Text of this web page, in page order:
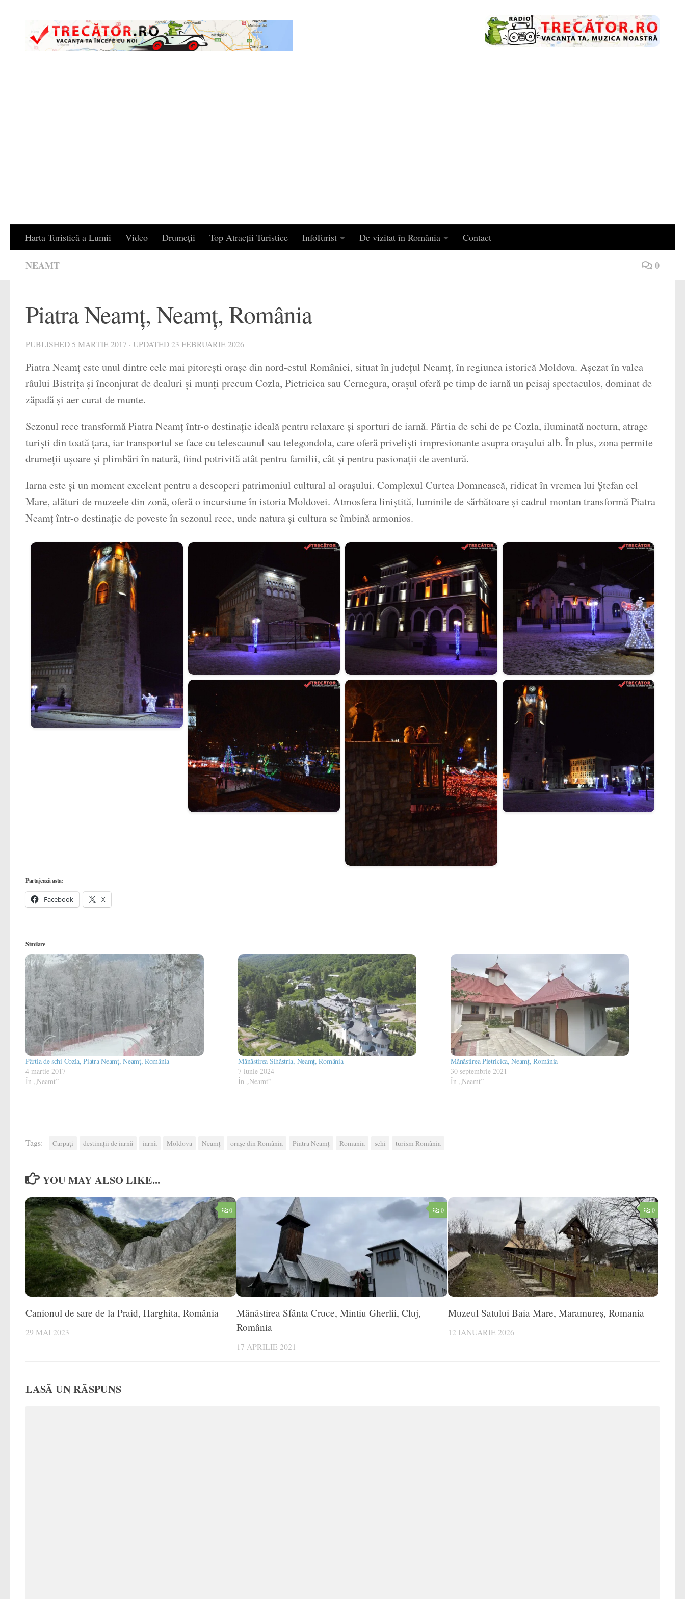
Harta Turistică a Lumii Video Drumeții Top Atracții Turistice InfoTurist De vizitat în România Contact
NEAMT 0
Piatra Neamț, Neamț, România
PUBLISHED 5 MARTIE 2017 · UPDATED23 FEBRUARIE 2026
Piatra Neamț este unul dintre cele mai pitorești orașe din nord-estul României, situat în județul Neamț, în regiunea istorică Moldova. Așezat în valea
râului Bistrița și înconjurat de dealuri și munți precum Cozla, Pietricica sau Cernegura, orașul oferă pe timp de iarnă un peisaj spectaculos, dominat de
zăpadă și aer curat de munte.
Sezonul rece transformă Piatra Neamț într-o destinație ideală pentru relaxare și sporturi de iarnă. Pârtia de schi de pe Cozla, iluminată nocturn, atrage
turiști din toată țara, iar transportul se face cu telescaunul sau telegondola, care oferă priveliști impresionante asupra orașului alb. În plus, zona permite
drumeții ușoare și plimbări în natură, fiind potrivită atât pentru familii, cât și pentru pasionații de aventură.
Iarna este și un moment excelent pentru a descoperi patrimoniul cultural al orașului. Complexul Curtea Domnească, ridicat în vremea lui Ștefan cel
Mare, alături de muzeele din zonă, oferă o incursiune în istoria Moldovei. Atmosfera liniștită, luminile de sărbătoare și cadrul montan transformă Piatra
Neamț într-o destinație de poveste în sezonul rece, unde natura și cultura se îmbină armonios.
Partajează asta:
Facebook X
Similare
Pârtia de schi Cozla, Piatra Neamț, Neamț, România
4 martie 2017
În „Neamt”
Mănăstirea Sihăstria, Neamț, România
7 iunie 2024
În „Neamt”
Mănăstirea Pietricica, Neamț, România
30 septembrie 2021
În „Neamt”
Tags: Carpați destinații de iarnă iarnă Moldova Neamț orașe din România Piatra Neamț Romania schi turism România
YOU MAY ALSO LIKE...
0
Canionul de sare de la Praid, Harghita, România
29 MAI 2023
0
Mănăstirea Sfânta Cruce, Mintiu Gherlii, Cluj,
România
17 APRILIE 2021
0
Muzeul Satului Baia Mare, Maramureș, Romania
12 IANUARIE 2026
LASĂ UN RĂSPUNS